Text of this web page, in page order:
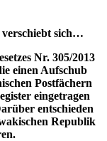
sich…
Nr. 305/2013
einen Aufschub
Postfächern
eingetragen
entschieden
Republik